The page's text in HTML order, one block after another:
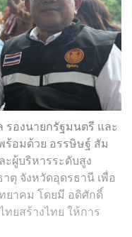
องนายก​รัฐมนตรี​ และ​
ร้อมด้วย อรรษิษฐ์​ สัม
ผู้บริหารระดับสูง​
ตุ​ จังหวัดอุดรธานี​ เพื่อ
ยาคม​ โดยมี​ อดิศักดิ์
ยสร้างไทย​ ให้การ